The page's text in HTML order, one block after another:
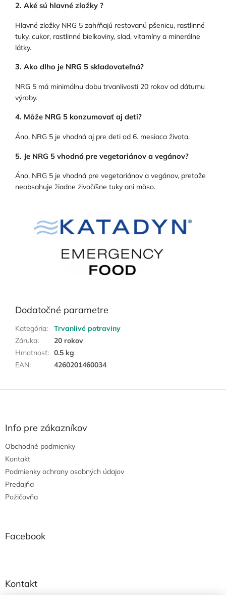
2. Aké sú hlavné zložky ?
Hlavné zložky NRG 5 zahŕňajú restovanú pšenicu, rastlinné
tuky, cukor, rastlinné bielkoviny, slad, vitamíny a minerálne
látky.
3. Ako dlho je NRG 5 skladovateľná?
NRG 5 má minimálnu dobu trvanlivosti 20 rokov od dátumu
výroby.
4. Môže NRG 5 konzumovať aj deti?
Áno, NRG 5 je vhodná aj pre deti od 6. mesiaca života.
5. Je NRG 5 vhodná pre vegetariánov a vegánov?
Áno, NRG 5 je vhodná pre vegetariánov a vegánov, pretože
neobsahuje žiadne živočíšne tuky ani mäso.
Dodatočné parametre
Kategória:
Trvanlivé potraviny
Záruka:
20 rokov
Hmotnosť: 0.5 kg
EAN: 4260201460034
Z
Info pre zákazníkov
Obchodné podmienky
Kontakt
Podmienky ochrany osobných údajov
Predajňa
Požičovňa
Facebook
Kontakt